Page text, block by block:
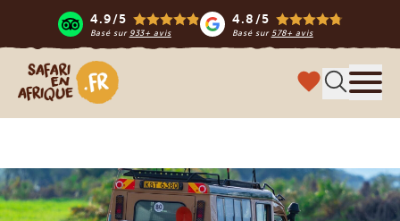
4.9/5
Basé sur 933+ avis
4.8/5
Basé sur 578+ avis
Safari en Afrique